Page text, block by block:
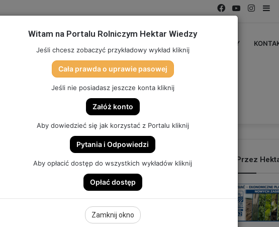
YouTube
Facebook
PORTAL PARTNERZY
SKLEP (DOSTĘP, GADŻETY, SZKOLENIA) HEKTAR SYSTEM
– ZADBANA JESIEŃ – WYSOKIE PLONY. | ODCINEK 195
ZADBANA JESIEŃ
Przez
Witam na Portalu Rolniczym Hektar Wiedzy
Jeśli chcesz zobaczyć przykładowy wykład kliknij
Cała prawda o uprawie pasowej
Jeśli nie posiadasz jeszcze konta kliknij
Załóż konto
Aby dowiedzieć się jak korzystać z Portalu kliknij
Pytania i Odpowiedzi
Aby opłacić dostęp do wszystkich wykładów kliknij
Opłać dostęp
Zamknij okno